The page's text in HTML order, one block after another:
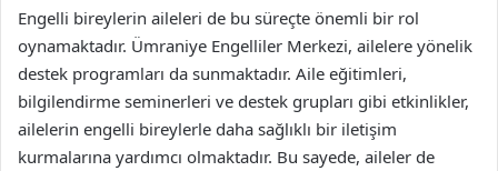
Engelli bireylerin aileleri de bu süreçte önemli bir rol
oynamaktadır. Ümraniye Engelliler Merkezi, ailelere yönelik
destek programları da sunmaktadır. Aile eğitimleri,
bilgilendirme seminerleri ve destek grupları gibi etkinlikler,
ailelerin engelli bireylerle daha sağlıklı bir iletişim
kurmalarına yardımcı olmaktadır. Bu sayede, aileler de